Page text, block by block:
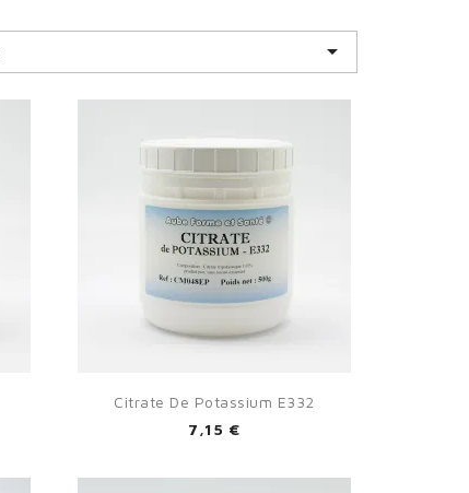

 Aperçu rapide
Citrate De Potassium E332
7,15 €